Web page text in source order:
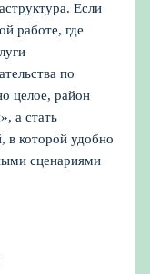
Если
работе, где
по
целое, район
а стать
в которой удобно
сценариями